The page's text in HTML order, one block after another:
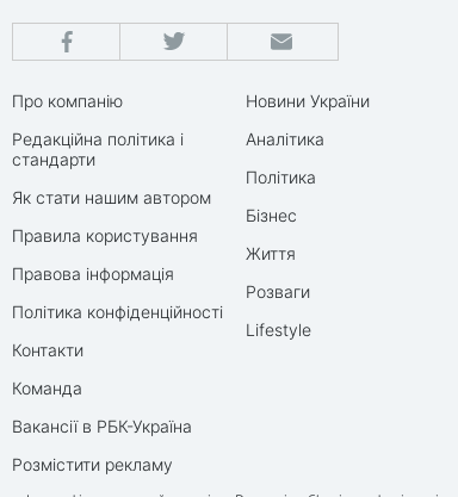
Про компанію
Редакційна політика і
стандарти
Як стати нашим автором
Правила користування
Правова інформація
Політика конфіденційності
Контакти
Команда
Вакансії в РБК-Україна
Розмістити рекламу
Новини України
Аналітика
Політика
Бізнес
Життя
Розваги
Lifestyle